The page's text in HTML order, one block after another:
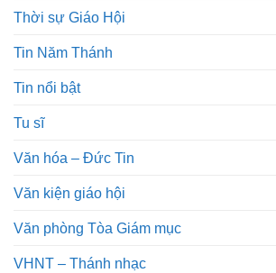
Thời sự Giáo Hội
Tin Năm Thánh
Tin nổi bật
Tu sĩ
Văn hóa – Đức Tin
Văn kiện giáo hội
Văn phòng Tòa Giám mục
VHNT – Thánh nhạc